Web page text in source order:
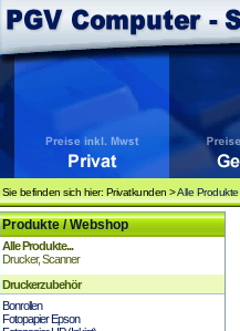
Sie befinden sich hier: Privatkunden >Alle Produkte
Produkte / Webshop
Alle Produkte...
Drucker, Scanner
Druckerzubehör
Bonrollen
Fotopapier Epson